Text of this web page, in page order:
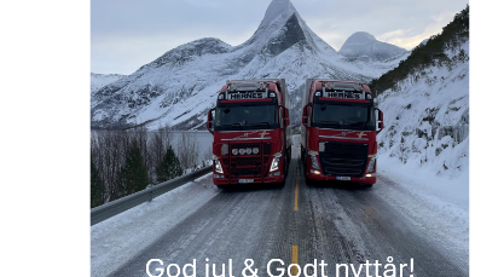
Julehilsen fra oss i Hernes
Uncategorized